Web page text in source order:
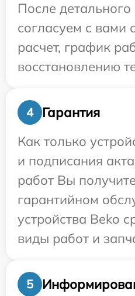
После
согласуем с вами
расчет, график
восстановлению
4
Гарантия
Как только
и подписания
работ Вы
гарантийном
устройства Beko
виды работ и
5